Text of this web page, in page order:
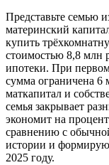
Представьте семью
материнский
купить
стоимостью 8,8 млн
ипотеки. При
сумма ограничена 6
маткапитал и
семья закрывает
экономит на
сравнению с
истории и
2025 году.